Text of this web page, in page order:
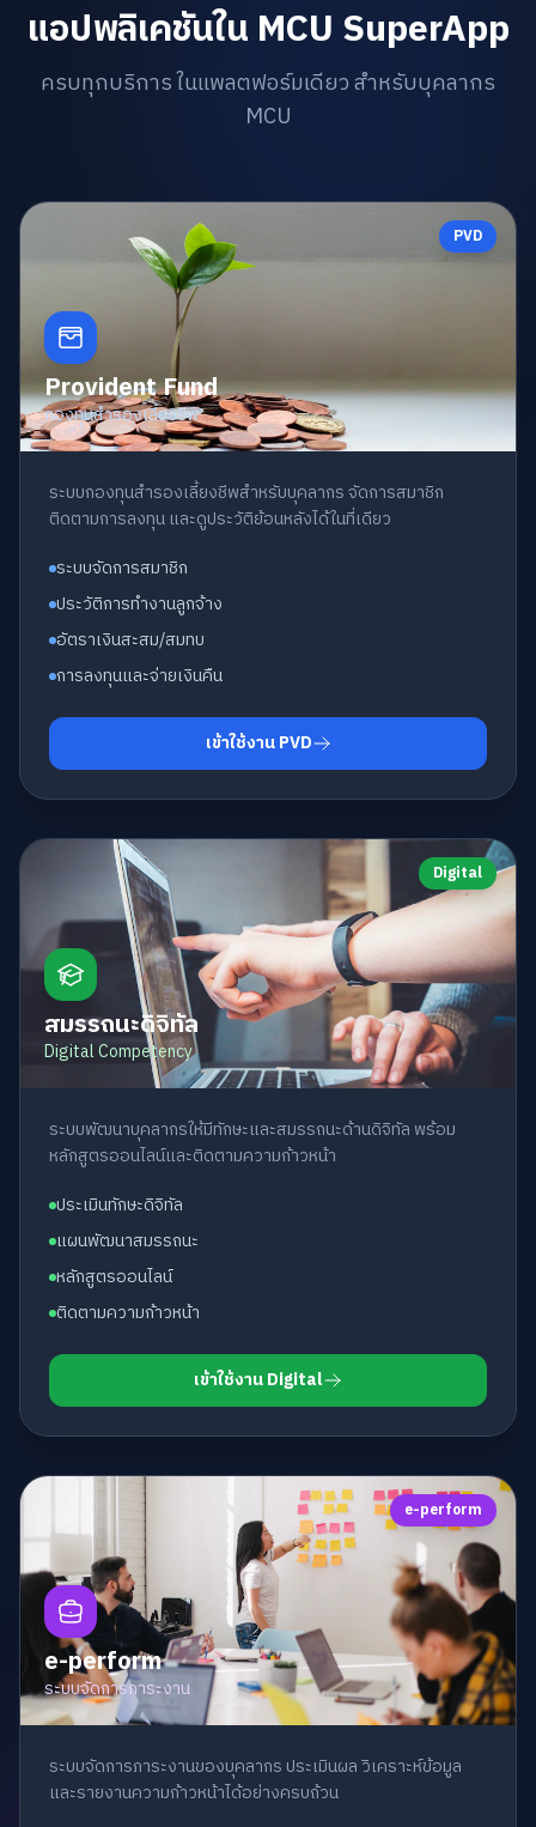
แอปพลิเคชันใน MCU SuperApp
ครบทุกบริการ ในแพลตฟอร์มเดียว สำหรับบุคลากร
MCU
PVD
Provident Fund
กองทุนสำรองเลี้ยงชีพ
ระบบกองทุนสำรองเลี้ยงชีพสำหรับบุคลากร จัดการสมาชิก
ติดตามการลงทุน และดูประวัติย้อนหลังได้ในที่เดียว
ระบบจัดการสมาชิก
ประวัติการทำงานลูกจ้าง
อัตราเงินสะสม/สมทบ
การลงทุนและจ่ายเงินคืน
เข้าใช้งาน PVD
Digital
สมรรถนะดิจิทัล
Digital Competency
ระบบพัฒนาบุคลากรให้มีทักษะและสมรรถนะด้านดิจิทัล พร้อม
หลักสูตรออนไลน์และติดตามความก้าวหน้า
ประเมินทักษะดิจิทัล
แผนพัฒนาสมรรถนะ
หลักสูตรออนไลน์
ติดตามความก้าวหน้า
เข้าใช้งาน Digital
e-perform
e-perform
ระบบจัดการภาระงาน
ระบบจัดการภาระงานของบุคลากร ประเมินผล วิเคราะห์ข้อมูล
และรายงานความก้าวหน้าได้อย่างครบถ้วน